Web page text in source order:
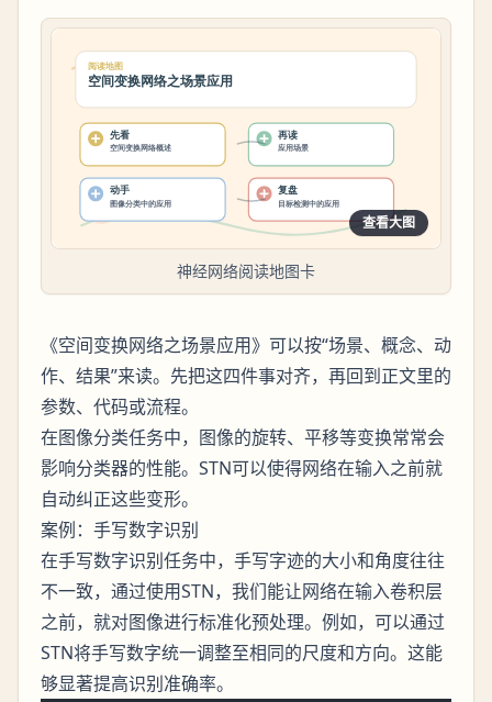
查看大图
神经网络阅读地图卡
《空间变换网络之场景应用》可以按“场景、概念、动
作、结果”来读。先把这四件事对齐，再回到正文里的
参数、代码或流程。
在图像分类任务中，图像的旋转、平移等变换常常会
影响分类器的性能。STN可以使得网络在输入之前就
自动纠正这些变形。
案例：手写数字识别
在手写数字识别任务中，手写字迹的大小和角度往往
不一致，通过使用STN，我们能让网络在输入卷积层
之前，就对图像进行标准化预处理。例如，可以通过
STN将手写数字统一调整至相同的尺度和方向。这能
够显著提高识别准确率。